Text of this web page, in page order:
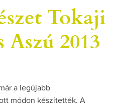
Tokaji
2013
a legújabb
módon készítették. A